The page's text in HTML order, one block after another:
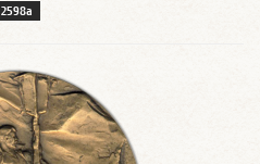
2598а